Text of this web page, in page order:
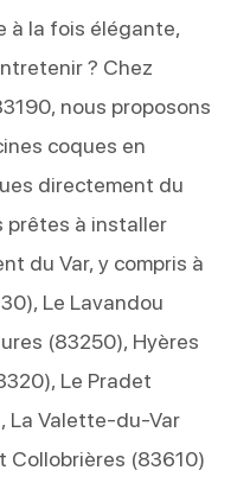
à la fois élégante,
? Chez
nous proposons
coques en
directement du
prêtes à installer
du Var, y compris à
Le Lavandou
(83250), Hyères
Le Pradet
La Valette-du-Var
Collobrières (83610)